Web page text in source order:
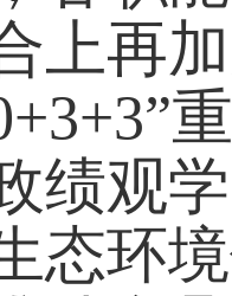
上再
绩观
态环